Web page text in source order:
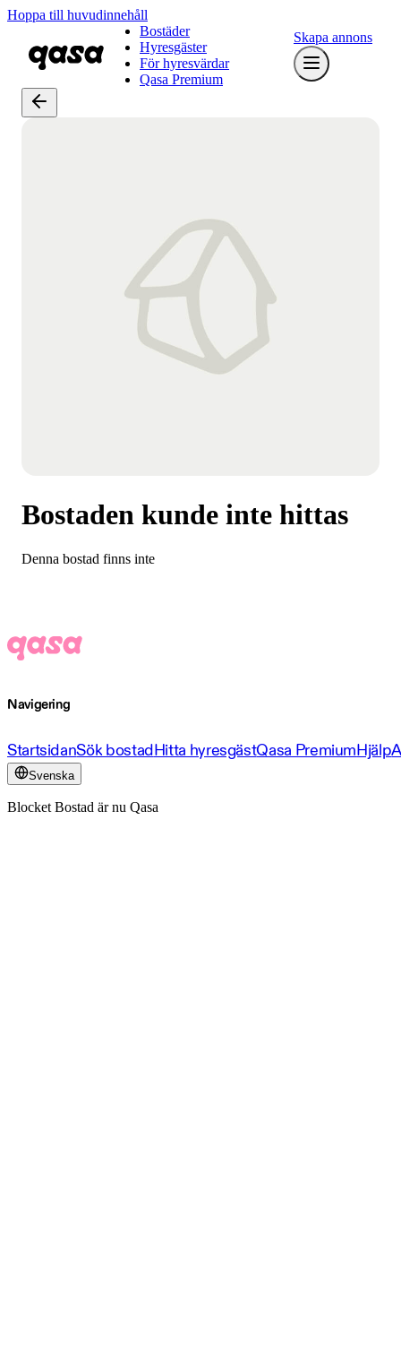
Hoppa till huvudinnehåll
Bostäder
Hyresgäster
För hyresvärdar
Qasa Premium
Skapa annons
Bostaden kunde inte hittas
Denna bostad finns inte
Navigering
StartsidanSök bostadHitta hyresgästQasa PremiumHjälp
Svenska
Blocket Bostad är nu Qasa